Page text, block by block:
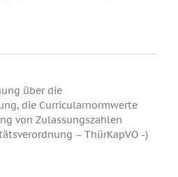
über die
die Curricularnormwerte
von Zulassungszahlen
– ThürKapVO -)